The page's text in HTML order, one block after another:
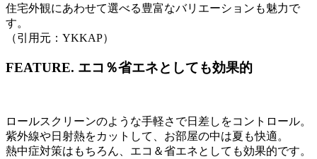
住宅外観にあわせて選べる豊富なバリエーションも魅力で
す。
（引用元：YKKAP）
FEATURE. エコ％省エネとしても効果的
ロールスクリーンのような手軽さで日差しをコントロール。
紫外線や日射熱をカットして、お部屋の中は夏も快適。
熱中症対策はもちろん、エコ＆省エネとしても効果的です。